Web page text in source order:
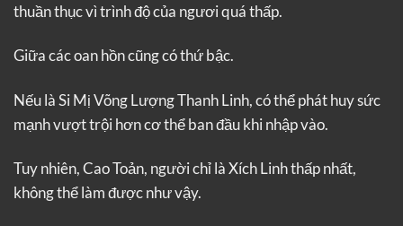
thuần thục vì trình độ của ngươi quá thấp.
Giữa các oan hồn cũng có thứ bậc.
Nếu là Si Mị Võng Lượng Thanh Linh, có thể phát huy sức
mạnh vượt trội hơn cơ thể ban đầu khi nhập vào.
Tuy nhiên, Cao Toản, người chỉ là Xích Linh thấp nhất,
không thể làm được như vậy.